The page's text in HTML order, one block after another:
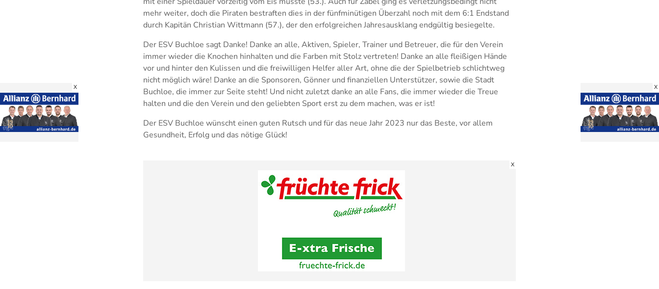
mehr weiter, doch die Piraten bestraften dies in der fünfminütigen Überzahl noch mit dem 6:1 Endstand
durch Kapitän Christian Wittmann (57.), der den erfolgreichen Jahresausklang endgültig besiegelte.
Der ESV Buchloe sagt Danke! Danke an alle, Aktiven, Spieler, Trainer und Betreuer, die für den Verein
immer wieder die Knochen hinhalten und die Farben mit Stolz vertreten! Danke an alle fleißigen Hände
vor und hinter den Kulissen und die freiwilligen Helfer aller Art, ohne die der Spielbetrieb schlichtweg
nicht möglich wäre! Danke an die Sponsoren, Gönner und finanziellen Unterstützer, sowie die Stadt
Buchloe, die immer zur Seite steht! Und nicht zuletzt danke an alle Fans, die immer wieder die Treue
halten und die den Verein und den geliebten Sport erst zu dem machen, was er ist!
Der ESV Buchloe wünscht einen guten Rutsch und für das neue Jahr 2023 nur das Beste, vor allem
Gesundheit, Erfolg und das nötige Glück!
X
X X